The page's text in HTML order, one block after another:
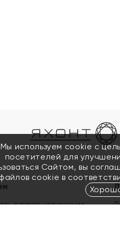
размер украшения
Мы используем cookie с
посетителей для
Сайтом, вы
файлов cookie в